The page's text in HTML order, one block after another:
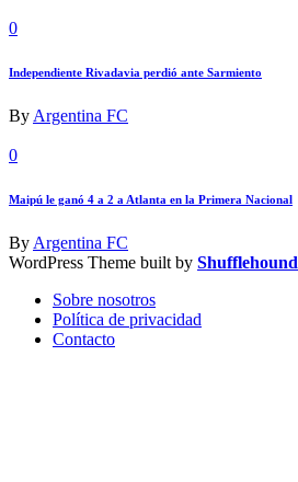
0
Independiente Rivadavia perdió ante Sarmiento
ByArgentina FC
0
Maipú le ganó 4 a 2 a Atlanta en la Primera Nacional
By Argentina FC
WordPress Theme built by Shufflehound
Sobre nosotros
Política de privacidad
Contacto